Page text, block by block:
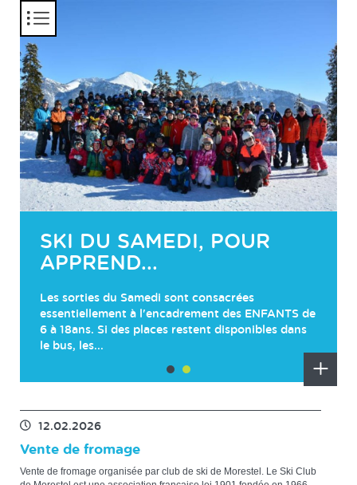
PRÉVISION SAISON 2027
au Forum des associations de Morestel qui aura
lieu le vendredi 4 septembre 2026 de 17h à 20h...
savoir
SKI DU SAMEDI, POUR
APPREND...
Les sorties du Samedi sont consacrées
essentiellement à l'encadrement des ENFANTS de
6 à 18ans. Si des places restent disponibles dans
le bus, les...
savoir
12.02.2026
Vente de fromage
Vente de fromage organisée par club de ski de Morestel. Le Ski Club